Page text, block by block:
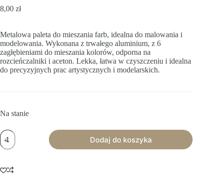
8,00 zł
Metalowa paleta do mieszania farb, idealna do malowania i
modelowania. Wykonana z trwałego aluminium, z 6
zagłębieniami do mieszania kolorów, odporna na
rozcieńczalniki i aceton. Lekka, łatwa w czyszczeniu i idealna
do precyzyjnych prac artystycznych i modelarskich.
Na stanie
ilość
Rectangular
Mixing
Dodaj do koszyka